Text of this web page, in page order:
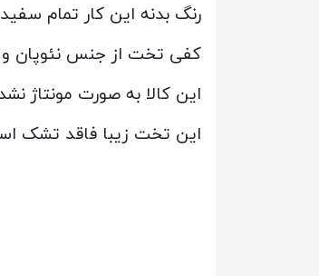
رنگ بدنه این کار تمام
کفی تخت از جنس نئوپان و
این کالا به صورت مونتاژ
این تخت زیبا فاقد تشک